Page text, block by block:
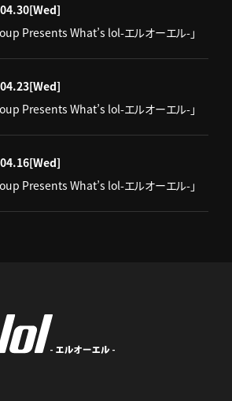
[Wed]
Presents What’s lol-エルオーエル-」
[Wed]
Presents What’s lol-エルオーエル-」
[Wed]
Presents What’s lol-エルオーエル-」